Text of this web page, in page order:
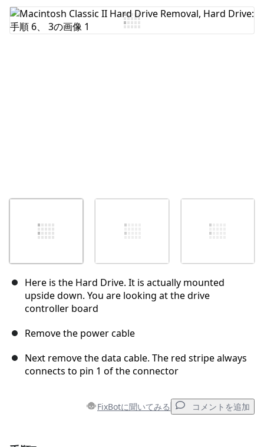
コメントを追加
Here is the Hard Drive. It is actually mounted
upside down. You are looking at the drive
controller board
Remove the power cable
Next remove the data cable. The red stripe always
connects to pin 1 of the connector
FixBotに聞いてみる コメントを追加